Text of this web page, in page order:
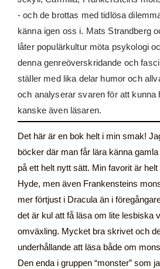
- och de brottas med tidlösa
känna igen oss i. Mats Strandberg
låter populärkultur möta psykologi
denna genreöverskridande och
ställer med lika delar humor och
och analyserar svaren för att kunna
kanske även läsaren.
Det här är en bok helt i min smak!
böcker där man får lära känna
på ett helt nytt sätt. Min favorit är
Hyde, men även Frankensteins
mer förtjust i Dracula än i
det är kul att få läsa om lite lesbiska
omväxling. Mycket bra skrivet och
underhållande att läsa både om
Den enda i gruppen “monster” som